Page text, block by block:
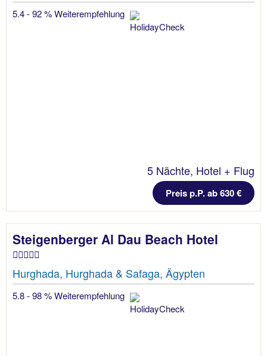
5.4 - 92 % Weiterempfehlung
5 Nächte, Hotel + Flug
Preis p.P. ab 630 €
Steigenberger Al Dau Beach Hotel
Hurghada, Hurghada & Safaga, Ägypten
5.8 - 98 % Weiterempfehlung